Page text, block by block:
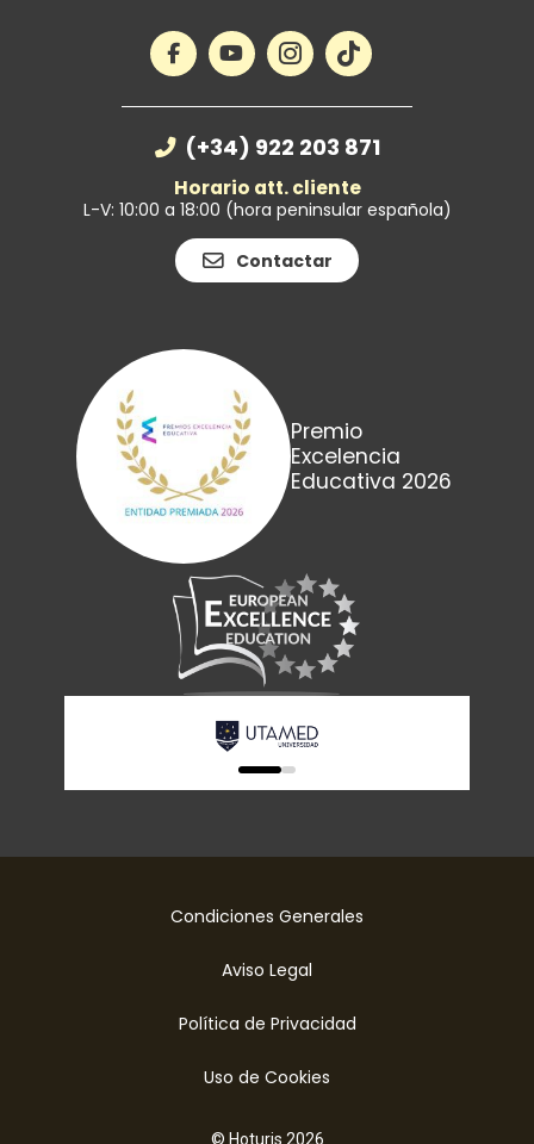
(+34) 922 203 871
Horario att. cliente
L-V: 10:00 a 18:00 (hora peninsular española)
Contactar
Premio
Excelencia
Educativa 2026
0 1
Condiciones Generales
Aviso Legal
Política de Privacidad
Uso de Cookies
© Hoturis 2026